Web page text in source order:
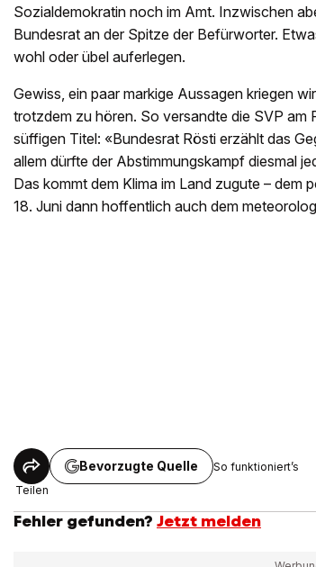
Sozialdemokratin noch im Amt. Inzwischen
Bundesrat an der Spitze der Befürworter.
wohl oder übel auferlegen.
Gewiss, ein paar markige Aussagen kriegen
trotzdem zu hören. So versandte die SVP am
süffigen Titel: «Bundesrat Rösti erzählt das
allem dürfte der Abstimmungskampf diesmal
Das kommt dem Klima im Land zugute – dem
18. Juni dann hoffentlich auch dem
Teilen
Bevorzugte Quelle So funktioniert’s
Fehler gefunden? Jetzt melden